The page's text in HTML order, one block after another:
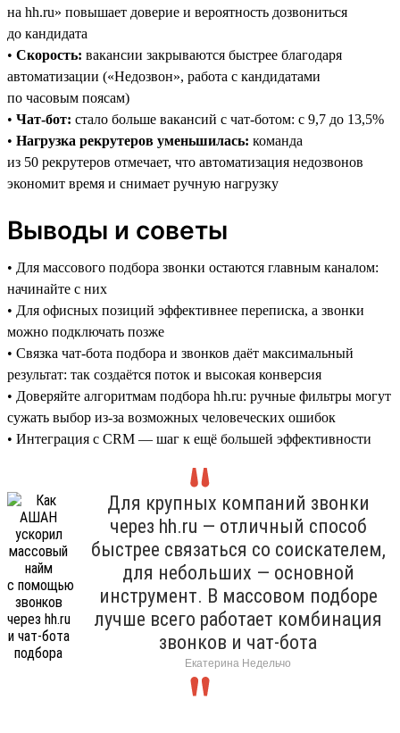
на hh.ru» повышает доверие и вероятность дозвониться
до кандидата
• Скорость: вакансии закрываются быстрее благодаря
автоматизации («Недозвон», работа с кандидатами
по часовым поясам)
• Чат-бот: стало больше вакансий с чат-ботом: с 9,7 до 13,5%
• Нагрузка рекрутеров уменьшилась: команда
из 50 рекрутеров отмечает, что автоматизация недозвонов
экономит время и снимает ручную нагрузку
Выводы и советы
• Для массового подбора звонки остаются главным каналом:
начинайте с них
• Для офисных позиций эффективнее переписка, а звонки
можно подключать позже
• Связка чат-бота подбора и звонков даёт максимальный
результат: так создаётся поток и высокая конверсия
• Доверяйте алгоритмам подбора hh.ru: ручные фильтры могут
сужать выбор из-за возможных человеческих ошибок
• Интеграция с CRM — шаг к ещё большей эффективности
Для крупных компаний звонки
через hh.ru — отличный способ
быстрее связаться со соискателем,
для небольших — основной
инструмент. В массовом подборе
лучше всего работает комбинация
звонков и чат-бота
Екатерина Недельчо